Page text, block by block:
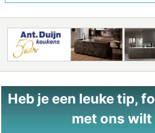
Heb je een leuke tip,
met ons wilt